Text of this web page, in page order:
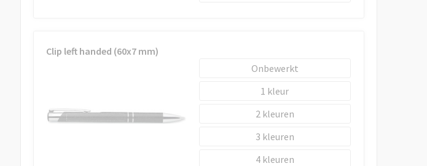
Clip left handed (60x7 mm)
Onbewerkt
1
2
3
4